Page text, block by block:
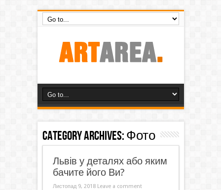
Category Archives:Фото
Львів у деталях або яким
бачите його Ви?
Листопад 9, 2018 Leave a comment